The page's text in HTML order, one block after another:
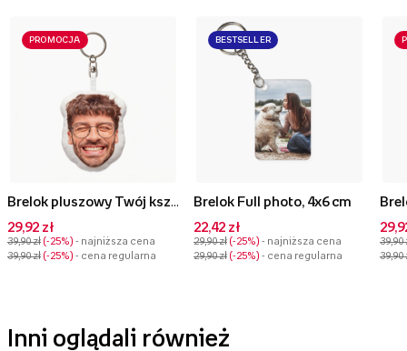
PROMOCJA
29,92 zł
39,90 zł -25% - najniższa cena
39,90 zł -25% - cena regularna
BESTSELLER
Brelok Full photo, 4x6 cm
22,42 zł
29,90 zł -25% - najniższa cena
29,90 zł -25% - cena regularna
39,90
39,90
Inni oglądali również